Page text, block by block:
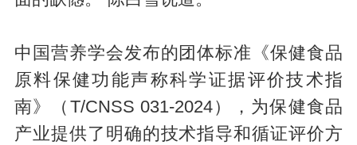
中国营养学会发布的团体标准《保健食品
原料保健功能声称科学证据评价技术指
南》（T/CNSS 031-2024），为保健食品
产业提供了明确的技术指导和循证评价方